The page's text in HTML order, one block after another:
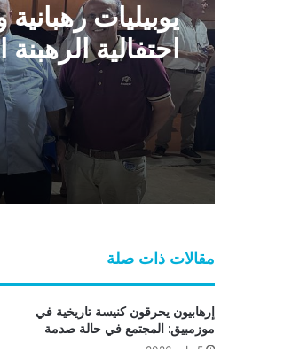
يوبيليات
احتفالية
مؤسسها
أغناطيوس دي
مقالات ذات صلة
إرهابيون يحرقون كنيسة تاريخية في
موزمبيق: المجتمع في حالة صدمة